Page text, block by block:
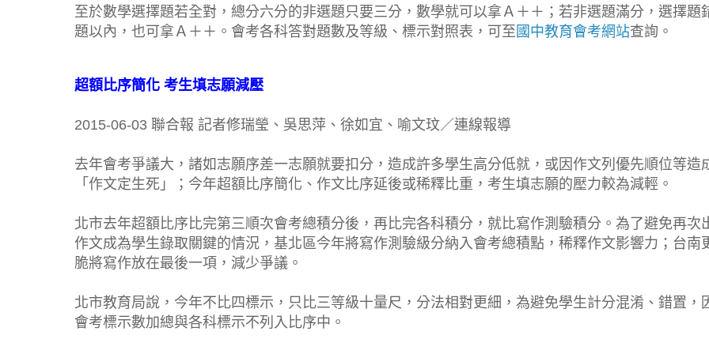
至於數學選擇題若全對，總分六分的非選題只要三分，數學就可以拿Ａ＋＋；若非選題滿分，選擇題
題以內，也可拿Ａ＋＋。會考各科答對題數及等級、標示對照表，可至 國中教育會考網站查詢。
超額比序簡化 考生填志願減壓
2015-06-03 聯合報 記者修瑞瑩、吳思萍、徐如宜、喻文玟／連線報導
去年會考爭議大，諸如志願序差一志願就要扣分，造成許多學生高分低就，或因作文列優先順位等造
「作文定生死」；今年超額比序簡化、作文比序延後或稀釋比重，考生填志願的壓力較為減輕。
北市去年超額比序比完第三順次會考總積分後，再比完各科積分，就比寫作測驗積分。為了避免再次
作文成為學生錄取關鍵的情況，基北區今年將寫作測驗級分納入會考總積點，稀釋作文影響力；台南
脆將寫作放在最後一項，減少爭議。
北市教育局說，今年不比四標示，只比三等級十量尺，分法相對更細，為避免學生計分混淆、錯置，
會考標示數加總與各科標示不列入比序中。